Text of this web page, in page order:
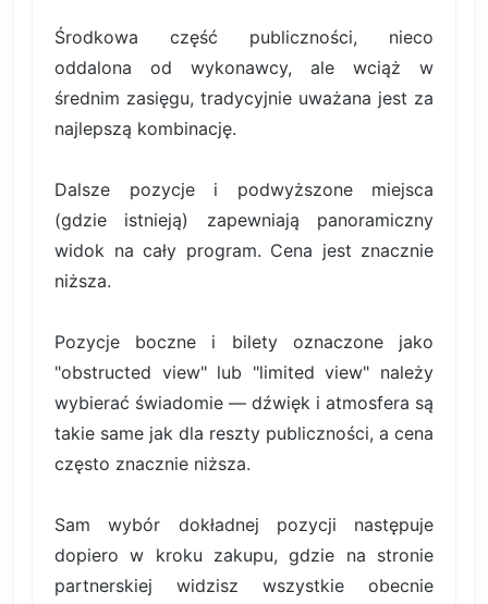
Środkowa część publiczności, nieco
oddalona od wykonawcy, ale wciąż w
średnim zasięgu, tradycyjnie uważana jest za
najlepszą kombinację.
Dalsze pozycje i podwyższone miejsca
(gdzie istnieją) zapewniają panoramiczny
widok na cały program. Cena jest znacznie
niższa.
Pozycje boczne i bilety oznaczone jako
"obstructed view" lub "limited view" należy
wybierać świadomie — dźwięk i atmosfera są
takie same jak dla reszty publiczności, a cena
często znacznie niższa.
Sam wybór dokładnej pozycji następuje
dopiero w kroku zakupu, gdzie na stronie
partnerskiej widzisz wszystkie obecnie